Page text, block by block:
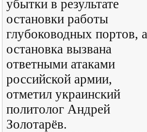
убытки в результате
остановки работы
глубоководных портов, а
остановка вызвана
ответными атаками
российской армии,
отметил украинский
политолог Андрей
Золотарёв.